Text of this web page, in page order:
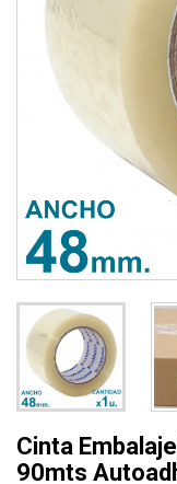
Cinta
90mts